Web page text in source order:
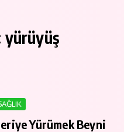
Yürümek Beyni